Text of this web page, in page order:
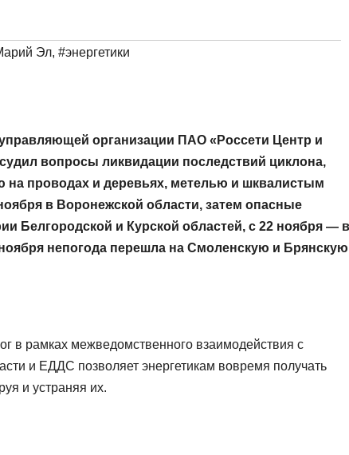
Эл, #энергетики
организации ПАО «Россети Центр и
вопросы ликвидации последствий циклона,
проводах и деревьях, метелью и шквалистым
в Воронежской области, затем опасные
Белгородской и Курской областей, с 22 ноября —
непогода перешла на Смоленскую и Брянскую
в рамках межведомственного взаимодействия с
и ЕДДС позволяет энергетикам вовремя получать
и устраняя их.